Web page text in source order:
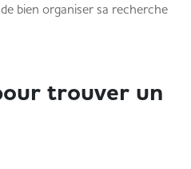
bien organiser sa recherche
trouver un